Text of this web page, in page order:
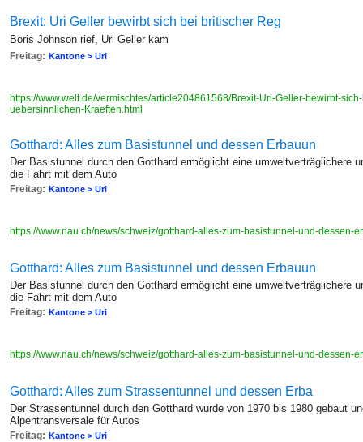
Brexit: Uri Geller bewirbt sich bei britischer Reg
Boris Johnson rief, Uri Geller kam
Freitag: Kantone > Uri
https://www.welt.de/vermischtes/article204861568/Brexit-Uri-Geller-bewirbt-
uebersinnlichen-Kraeften.html
Gotthard: Alles zum Basistunnel und dessen Erbauun
Der Basistunnel durch den Gotthard ermöglicht eine umweltverträglichere
die Fahrt mit dem Auto
Freitag: Kantone > Uri
https://www.nau.ch/news/schweiz/gotthard-alles-zum-basistunnel-und-dessen-
Gotthard: Alles zum Basistunnel und dessen Erbauun
Der Basistunnel durch den Gotthard ermöglicht eine umweltverträglichere
die Fahrt mit dem Auto
Freitag: Kantone > Uri
https://www.nau.ch/news/schweiz/gotthard-alles-zum-basistunnel-und-dessen-
Gotthard: Alles zum Strassentunnel und dessen Erba
Der Strassentunnel durch den Gotthard wurde von 1970 bis 1980 gebaut
Alpentransversale für Autos
Freitag: Kantone > Uri